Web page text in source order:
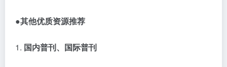
●其他优质资源推荐
1. 国内普刊、国际普刊